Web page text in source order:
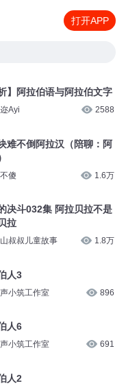
打开APP
】阿拉伯语与阿拉伯文字
Ayi 2588
难不倒阿拉汉（陪聊：阿
傻 1.6万
决斗032集 阿拉贝拉不是
拉
叔叔儿童故事 1.8万
人3
小筑工作室 896
人6
小筑工作室 691
人2